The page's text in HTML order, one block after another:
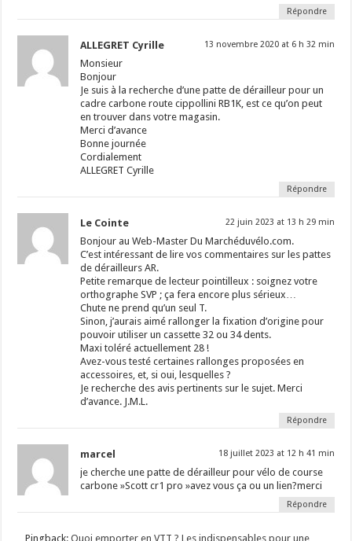
Répondre
ALLEGRET Cyrille 13 novembre 2020 at 6 h 32 min
Monsieur
Bonjour
Je suis à la recherche d’une patte de dérailleur pour un
cadre carbone route cippollini RB1K, est ce qu’on peut
en trouver dans votre magasin.
Merci d’avance
Bonne journée
Cordialement
ALLEGRET Cyrille
Répondre
Le Cointe 22 juin 2023 at 13 h 29 min
Bonjour au Web-Master Du Marchéduvélo.com.
C’est intéressant de lire vos commentaires sur les pattes
de dérailleurs AR.
Petite remarque de lecteur pointilleux : soignez votre
orthographe SVP ; ça fera encore plus sérieux…
Chute ne prend qu’un seul T.
Sinon, j’aurais aimé rallonger la fixation d’origine pour
pouvoir utiliser un cassette 32 ou 34 dents.
Maxi toléré actuellement 28 !
Avez-vous testé certaines rallonges proposées en
accessoires, et, si oui, lesquelles ?
Je recherche des avis pertinents sur le sujet. Merci
d’avance. J.M.L.
Répondre
marcel 18 juillet 2023 at 12 h 41 min
je cherche une patte de dérailleur pour vélo de course
carbone »Scott cr1 pro »avez vous ça ou un lien?merci
Répondre
Pingback:Quoi emporter en VTT ? Les indispensables pour une